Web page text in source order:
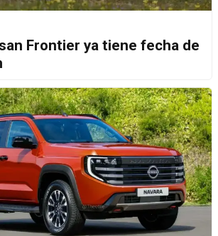
Frontier ya tiene fecha de